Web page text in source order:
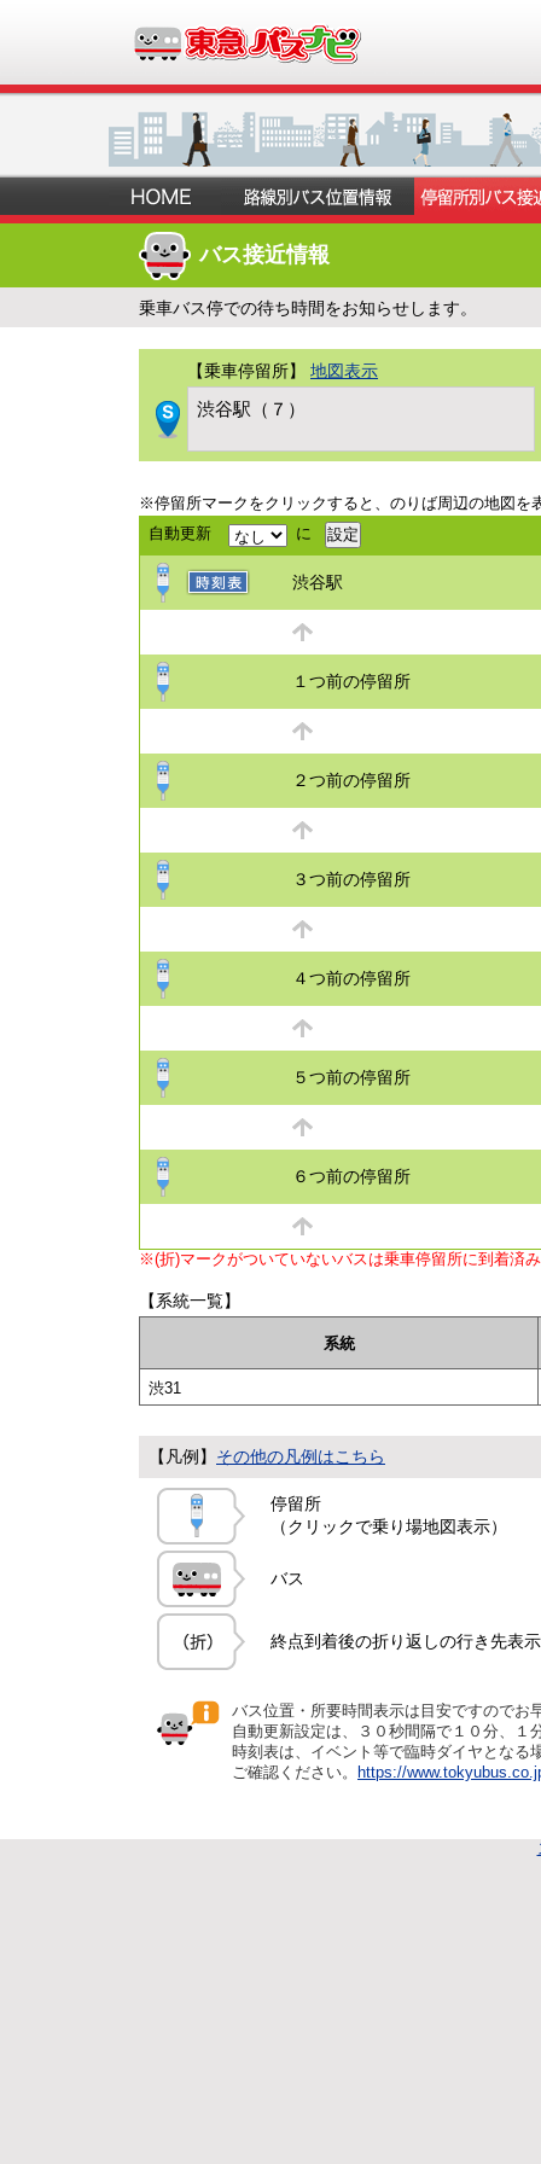
バス接近情報
乗車バス停での待ち時間をお知らせします。
【乗車停留所】 地図表示
渋谷駅（７）
※停留所マークをクリックすると、のりば周辺の地図を
自動更新
に
渋谷駅
１つ前の停留所
２つ前の停留所
３つ前の停留所
４つ前の停留所
５つ前の停留所
６つ前の停留所
※(折)マークがついていないバスは乗車停留所に到着済
【系統一覧】
系統
渋31
【凡例】 その他の凡例はこちら
停留所
（クリックで乗り場地図表示）
バス
終点到着後の折り返しの行き先表示
バス位置・所要時間表示は目安ですのでお
自動更新設定は、３０秒間隔で１０分、１
時刻表は、イベント等で臨時ダイヤとなる
ご確認ください。
https://